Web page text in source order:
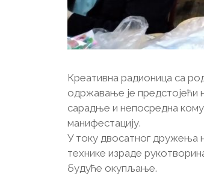
Креативна радионица са
одржавање је
сарадње и непосредна
манифестацију.
У току двосатног дружења
технике израде
будуће окупљање.